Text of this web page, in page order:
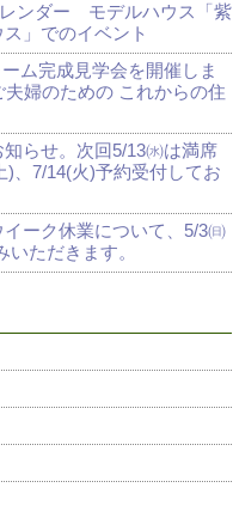
ンダー モデルハウス「紫
」でのイベント
ム完成見学会を開催しま
夫婦のための これからの住
らせ。次回5/13㈬は満席
)、7/14(火)予約受付してお
イーク休業について、5/3㈰
いただきます。